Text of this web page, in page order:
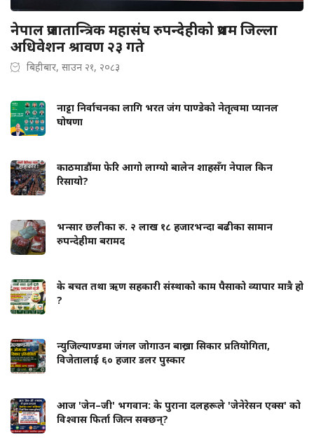
नेपाल प्रजातान्त्रिक महासंघ रुपन्देहीको प्रथम जिल्ला
अधिवेशन श्रावण २३ गते
बिहीबार, साउन २१, २०८३
नाट्टा निर्वाचनका लागि भरत जंग पाण्डेको नेतृत्वमा प्यानल
घोषणा
काठमाडौंमा फेरि आगो लाग्यो बालेन शाहसँग नेपाल किन
रिसायो?
भन्सार छलीका रु. २ लाख १८ हजारभन्दा बढीका सामान
रुपन्देहीमा बरामद
के बचत तथा ऋण सहकारी संस्थाको काम पैसाको व्यापार मात्रै हो
?
न्युजिल्याण्डमा जंगल जोगाउन बाख्रा सिकार प्रतियोगिता,
विजेतालाई ६० हजार डलर पुस्कार
आज 'जेन–जी' भगवान: के पुराना दलहरूले 'जेनेरेसन एक्स' को
विश्वास फिर्ता जित्न सक्छन्?